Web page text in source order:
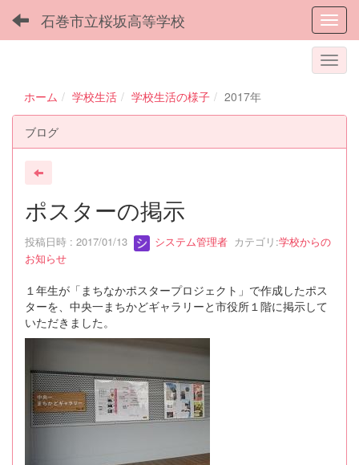
石巻市立桜坂高等学校
ホーム 学校生活 学校生活の様子 2017年
ブログ
ポスターの掲示
投稿日時 : 2017/01/13 システム管理者 カテゴリ:学校からの
お知らせ
１年生が「まちなかポスタープロジェクト」で作成したポス
ターを、中央一まちかどギャラリーと市役所１階に掲示して
いただきました。